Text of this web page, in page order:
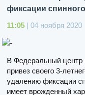
фиксации
11:05 | 04 ноября 2020
В Федеральный центр
привез своего 3-
удалению фиксации
имеет врожденный